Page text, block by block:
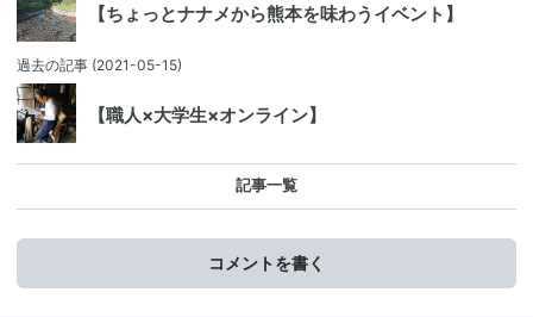
【ちょっとナナメから熊本を味わうイベント】
過去の記事 (2021-05-15)
【職人×大学生×オンライン】
記事一覧
コメントを書く